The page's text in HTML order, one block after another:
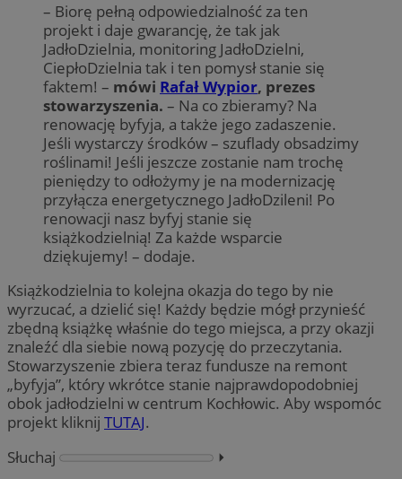
– Biorę pełną odpowiedzialność za ten
projekt i daje gwarancję, że tak jak
JadłoDzielnia, monitoring JadłoDzielni,
CiepłoDzielnia tak i ten pomysł stanie się
faktem! – mówi Rafał Wypior, prezes
stowarzyszenia. – Na co zbieramy? Na
renowację byfyja, a także jego zadaszenie.
Jeśli wystarczy środków – szuflady obsadzimy
roślinami! Jeśli jeszcze zostanie nam trochę
pieniędzy to odłożymy je na modernizację
przyłącza energetycznego JadłoDzileni! Po
renowacji nasz byfyj stanie się
książkodzielnią! Za każde wsparcie
dziękujemy! – dodaje.
Książkodzielnia to kolejna okazja do tego by nie
wyrzucać, a dzielić się! Każdy będzie mógł przynieść
zbędną książkę właśnie do tego miejsca, a przy okazji
znaleźć dla siebie nową pozycję do przeczytania.
Stowarzyszenie zbiera teraz fundusze na remont
„byfyja”, który wkrótce stanie najprawdopodobniej
obok jadłodzielni w centrum Kochłowic. Aby wspomóc
projekt kliknij TUTAJ.
Słuchaj
⏵︎